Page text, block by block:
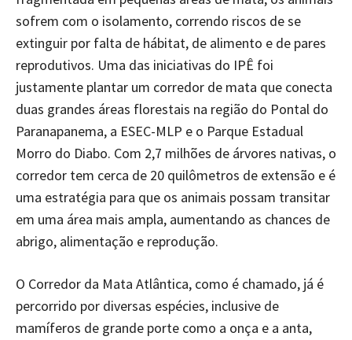
sofrem com o isolamento, correndo riscos de se
extinguir por falta de hábitat, de alimento e de pares
reprodutivos. Uma das iniciativas do IPÊ foi
justamente plantar um corredor de mata que conecta
duas grandes áreas florestais na região do Pontal do
Paranapanema, a ESEC-MLP e o Parque Estadual
Morro do Diabo. Com 2,7 milhões de árvores nativas, o
corredor tem cerca de 20 quilômetros de extensão e é
uma estratégia para que os animais possam transitar
em uma área mais ampla, aumentando as chances de
abrigo, alimentação e reprodução.
O Corredor da Mata Atlântica, como é chamado, já é
percorrido por diversas espécies, inclusive de
mamíferos de grande porte como a onça e a anta,